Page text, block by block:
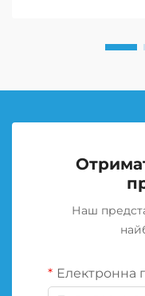
Наш
Електронна